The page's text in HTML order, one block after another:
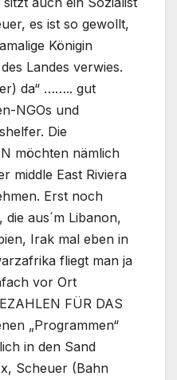
es ist so gewollt,
Königin
Landes verwies.
da“ …….. gut
NGOs und
Die
möchten nämlich
middle East Riviera
Erst noch
aus´m Libanon,
Irak mal eben in
fliegt man ja
vor Ort
FÜR DAS
„Programmen“
in den Sand
Scheuer (Bahn